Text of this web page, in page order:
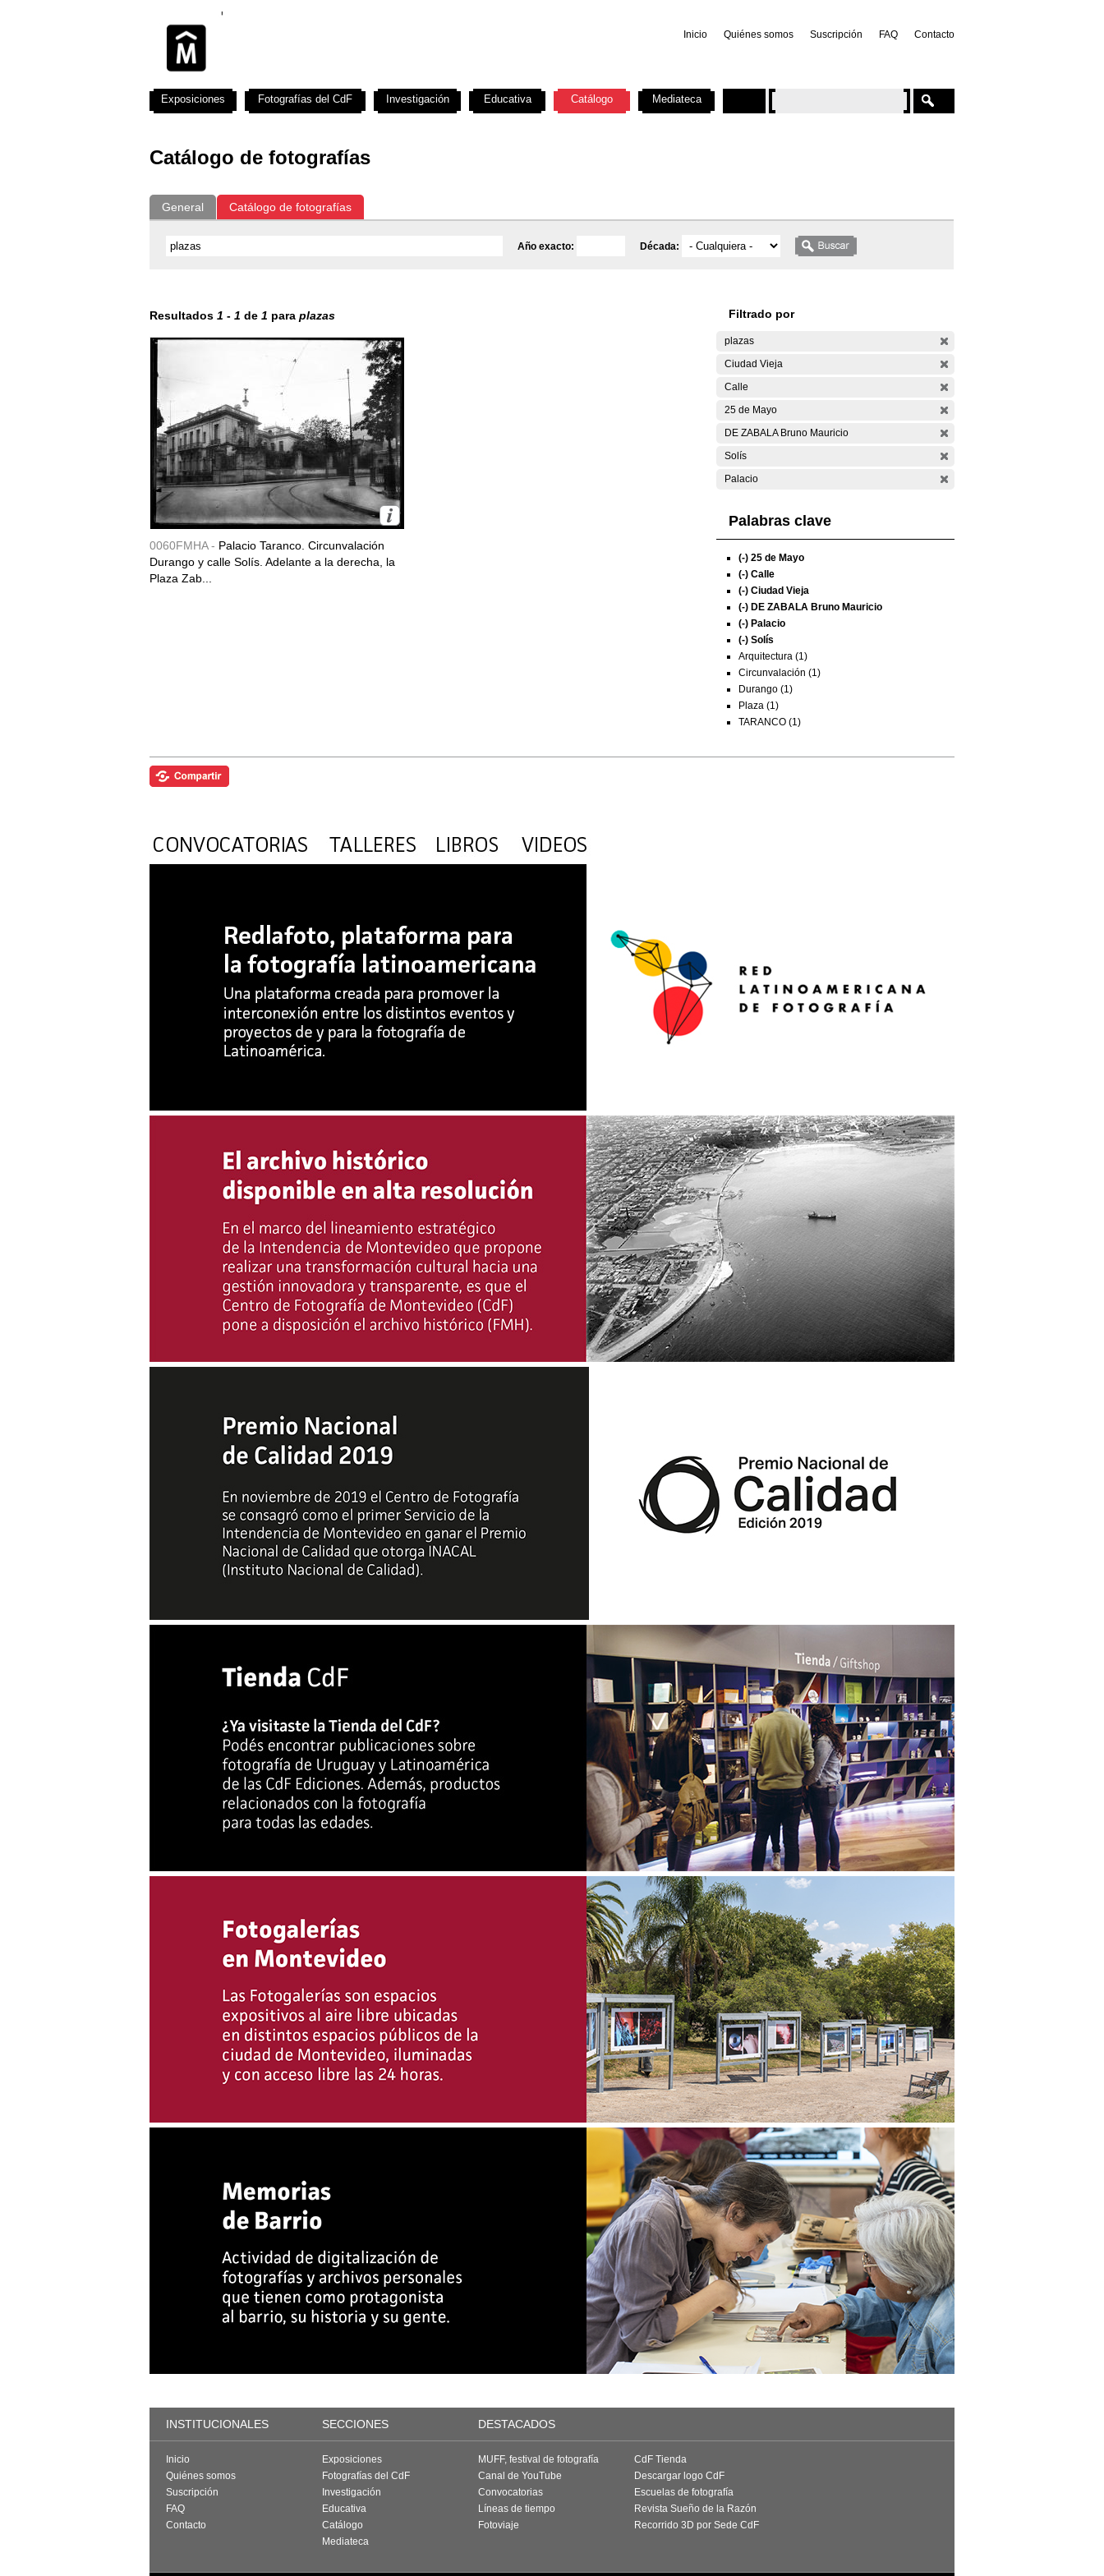
Inicio Quiénes somos Suscripción FAQ Contacto
Catálogo de fotografías
General Catálogo de fotografías
Año exacto: Década:
Resultados 1 - 1 de 1 para plazas
0060FMHA - Palacio Taranco. Circunvalación
Durango y calle Solís. Adelante a la derecha, la
Plaza Zab...
Filtrado por
plazas
Ciudad Vieja
Calle
25 de Mayo
DE ZABALA Bruno Mauricio
Solís
Palacio
Palabras clave
(-) 25 de Mayo
(-) Calle
(-) Ciudad Vieja
(-) DE ZABALA Bruno Mauricio
(-) Palacio
(-) Solís
Arquitectura (1)
Circunvalación (1)
Durango (1)
Plaza (1)
TARANCO (1)
Exposiciones Fotografías del CdF Investigación Educativa Catálogo Mediateca
INSTITUCIONALES SECCIONES DESTACADOS
Inicio
Quiénes somos
Suscripción
FAQ
Contacto
Exposiciones
Fotografías del CdF
Investigación
Educativa
Catálogo
Mediateca
MUFF, festival de fotografía
Canal de YouTube
Convocatorias
Líneas de tiempo
Fotoviaje
CdF Tienda
Descargar logo CdF
Escuelas de fotografía
Revista Sueño de la Razón
Recorrido 3D por Sede CdF